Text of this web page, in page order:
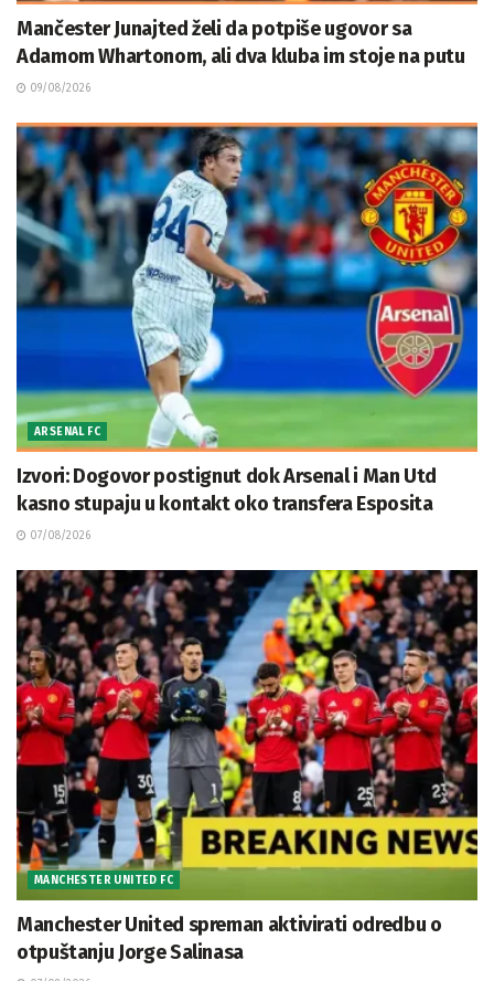
Mančester Junajted želi da potpiše ugovor sa
Adamom Whartonom, ali dva kluba im stoje na putu
09/08/2026
ARSENAL FC
Izvori: Dogovor postignut dok Arsenal i Man Utd
kasno stupaju u kontakt oko transfera Esposita
07/08/2026
MANCHESTER UNITED FC
Manchester United spreman aktivirati odredbu o
otpuštanju Jorge Salinasa